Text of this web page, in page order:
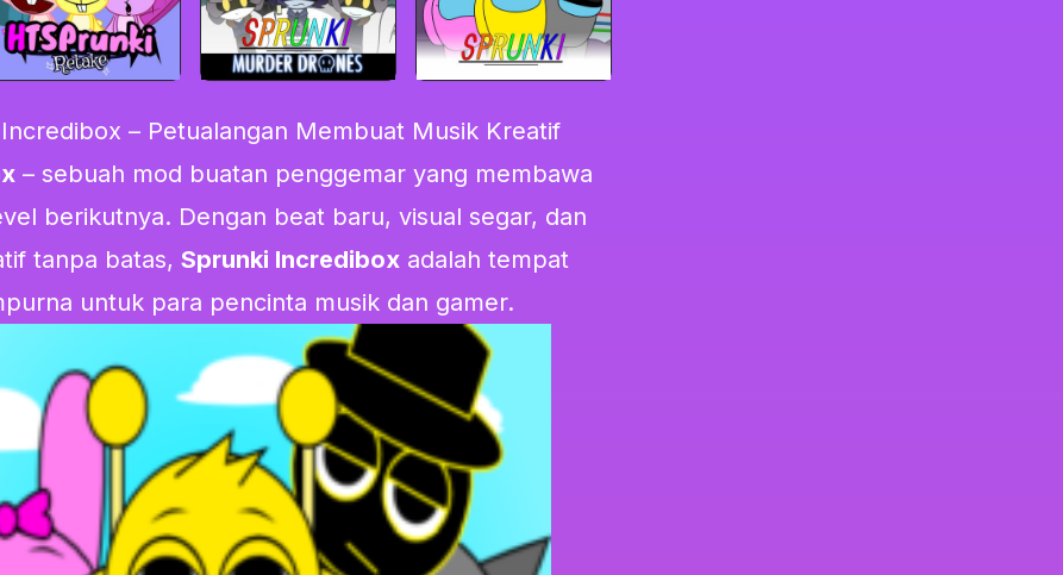
– Petualangan Membuat Musik Kreatif
– sebuah mod buatan penggemar yang membawa
berikutnya. Dengan beat baru, visual segar, dan
tanpa batas, Sprunki Incredibox adalah tempat
untuk para pencinta musik dan gamer.